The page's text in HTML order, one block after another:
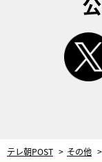
テレ朝POST その他